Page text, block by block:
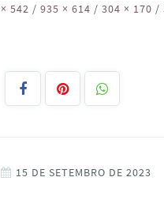
× 542 / 935 × 614 / 304 × 170 /
15 DE SETEMBRO DE 2023